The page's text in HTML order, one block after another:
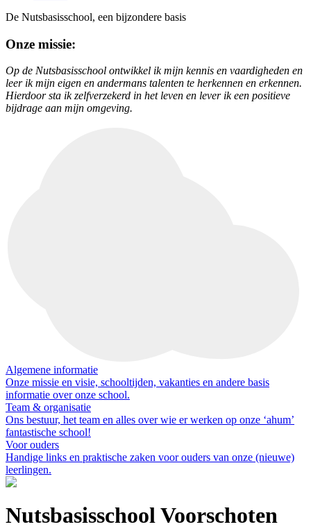
De Nutsbasisschool, een bijzondere basis
Onze missie:
Op de Nutsbasisschool ontwikkel ik mijn kennis en vaardigheden en
leer ik mijn eigen en andermans talenten te herkennen en erkennen.
Hierdoor sta ik zelfverzekerd in het leven en lever ik een positieve
bijdrage aan mijn omgeving.
Algemene informatie
Onze missie en visie, schooltijden, vakanties en andere basis
informatie over onze school.
Team & organisatie
Ons bestuur, het team en alles over wie er werken op onze ‘ahum’
fantastische school!
Voor ouders
Handige links en praktische zaken voor ouders van onze (nieuwe)
leerlingen.
Nutsbasisschool Voorschoten